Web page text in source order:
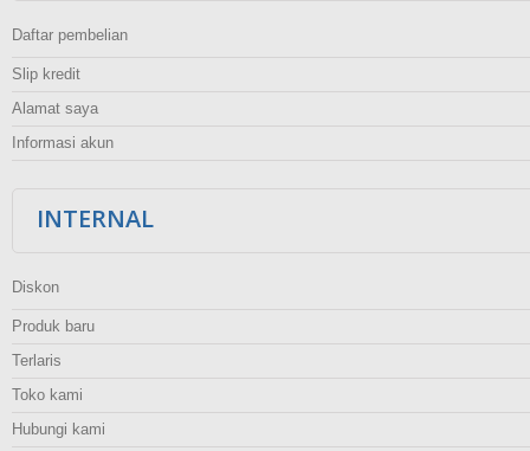
Daftar pembelian
Slip kredit
Alamat saya
Informasi akun
INTERNAL
Diskon
Produk baru
Terlaris
Toko kami
Hubungi kami